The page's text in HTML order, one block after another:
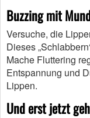
Buzzing mit
Versuche, die
Dieses
Mache Fluttering
Entspannung und
Lippen.
Und erst jetzt